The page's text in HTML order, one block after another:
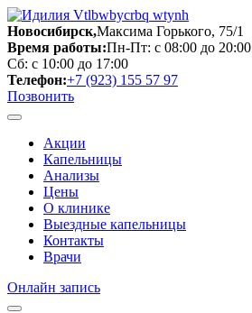
Новосибирск,Максима Горького, 75/1
Время работы:Пн-Пт: с 08:00 до 20:00
Сб: с 10:00 до 17:00
Телефон:+7 (923) 155 57 97
Позвонить
Акции
Капельницы
Анализы
Цены
О клинике
Выездные капельницы
Контакты
Врачи
Онлайн запись